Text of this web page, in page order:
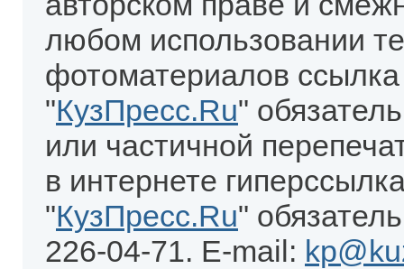
любом использовании
фотоматериалов
"КузПресс.Ru"
или частичной
в интернете
"КузПресс.Ru"
226-04-71. E-mail: